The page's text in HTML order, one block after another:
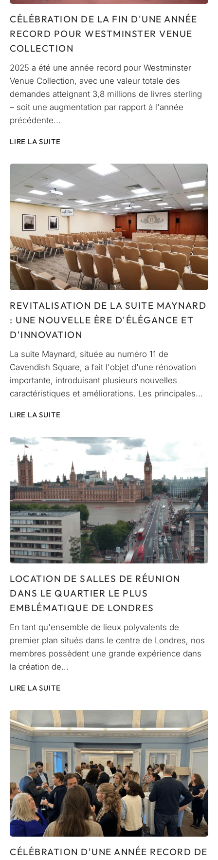
CÉLÉBRATION DE LA FIN D'UNE ANNÉE
RECORD POUR WESTMINSTER VENUE
COLLECTION
2025 a été une année record pour Westminster
Venue Collection, avec une valeur totale des
demandes atteignant 3,8 millions de livres sterling
– soit une augmentation par rapport à l'année
précédente...
LIRE LA SUITE
REVITALISATION DE LA SUITE MAYNARD
: UNE NOUVELLE ÈRE D'ÉLÉGANCE ET
D'INNOVATION
La suite Maynard, située au numéro 11 de
Cavendish Square, a fait l'objet d'une rénovation
importante, introduisant plusieurs nouvelles
caractéristiques et améliorations. Les principales...
LIRE LA SUITE
LOCATION DE SALLES DE RÉUNION
DANS LE QUARTIER LE PLUS
EMBLÉMATIQUE DE LONDRES
En tant qu'ensemble de lieux polyvalents de
premier plan situés dans le centre de Londres, nos
membres possèdent une grande expérience dans
la création de...
LIRE LA SUITE
CÉLÉBRATION D'UNE ANNÉE RECORD DE